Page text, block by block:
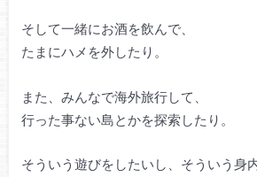
そして一緒にお酒を飲んで、
たまにハメを外したり。
また、みんなで海外旅行して、
行った事ない島とかを探索したり。
そういう遊びをしたいし、そういう身